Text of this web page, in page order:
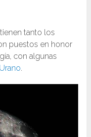
tanto los
puestos en honor
con algunas
Urano